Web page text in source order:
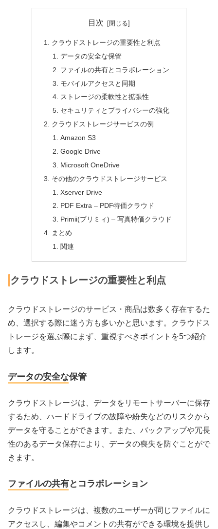
目次
クラウドストレージの重要性と利点
データの安全な保管
ファイルの共有とコラボレーション
モバイルアクセスと同期
ストレージの柔軟性と拡張性
セキュリティとプライバシーの強化
クラウドストレージサービスの例
Amazon S3
Google Drive
Microsoft OneDrive
その他のクラウドストレージサービス
Xserver Drive
PDF Extra – PDF特価クラウド
Primii(プリミィ) – 写真特価クラウド
まとめ
関連
クラウドストレージの重要性と利点
クラウドストレージのサービス・商品は数多く存在するた
め、選択する際に迷う方も多いかと思います。クラウドス
トレージを選ぶ際にまず、重視すべきポイントを5つ紹介
します。
データの安全な保管
クラウドストレージは、データをリモートサーバーに保存
するため、ハードドライブの故障や紛失などのリスクから
データを守ることができます。また、バックアップや冗長
性のあるデータ保存により、データの喪失を防ぐことがで
きます。
ファイルの共有とコラボレーション
クラウドストレージは、複数のユーザーが同じファイルに
アクセスし、編集やコメントの共有ができる環境を提供し